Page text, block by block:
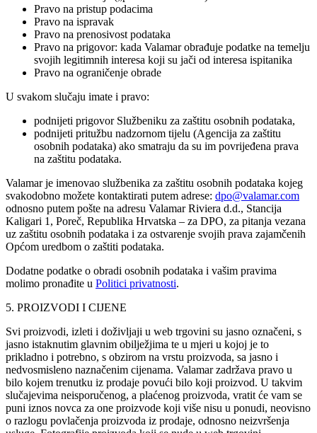
Pravo na pristup podacima
Pravo na ispravak
Pravo na prenosivost podataka
Pravo na prigovor: kada Valamar obrađuje podatke na temelju
svojih legitimnih interesa koji su jači od interesa ispitanika
Pravo na ograničenje obrade
U svakom slučaju imate i pravo:
podnijeti prigovor Službeniku za zaštitu osobnih podataka,
podnijeti pritužbu nadzornom tijelu (Agencija za zaštitu
osobnih podataka) ako smatraju da su im povrijeđena prava
na zaštitu podataka.
Valamar je imenovao službenika za zaštitu osobnih podataka kojeg
svakodobno možete kontaktirati putem adrese: dpo@valamar.com
odnosno putem pošte na adresu Valamar Riviera d.d., Stancija
Kaligari 1, Poreč, Republika Hrvatska – za DPO, za pitanja vezana
uz zaštitu osobnih podataka i za ostvarenje svojih prava zajamčenih
Općom uredbom o zaštiti podataka.
Dodatne podatke o obradi osobnih podataka i vašim pravima
molimo pronađite u Politici privatnosti.
5. PROIZVODI I CIJENE
Svi proizvodi, izleti i doživljaji u web trgovini su jasno označeni, s
jasno istaknutim glavnim obilježjima te u mjeri u kojoj je to
prikladno i potrebno, s obzirom na vrstu proizvoda, sa jasno i
nedvosmisleno naznačenim cijenama. Valamar zadržava pravo u
bilo kojem trenutku iz prodaje povući bilo koji proizvod. U takvim
slučajevima neisporučenog, a plaćenog proizvoda, vratit će vam se
puni iznos novca za one proizvode koji više nisu u ponudi, neovisno
o razlogu povlačenja proizvoda iz prodaje, odnosno neizvršenja